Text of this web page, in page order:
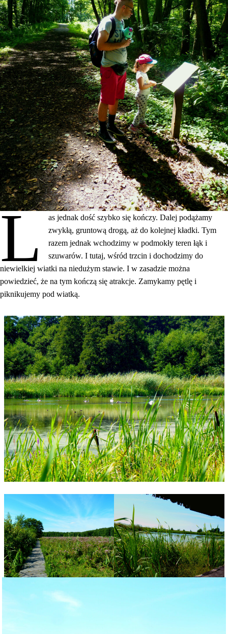
L
as jednak dość szybko się kończy. Dalej podążamy
zwykłą, gruntową drogą, aż do kolejnej kładki. Tym
razem jednak wchodzimy w podmokły teren łąk i
szuwarów. I tutaj, wśród trzcin i dochodzimy do
niewielkiej wiatki na niedużym stawie. I w zasadzie można
powiedzieć, że na tym kończą się atrakcje. Zamykamy pętlę i
piknikujemy pod wiatką.